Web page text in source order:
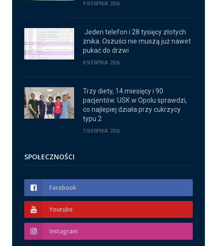
9 SIERPNIA 2026
Jeden telefon i 28 tysięcy złotych
znika. Oszuści nie muszą już nawet
pukać do drzwi
8 SIERPNIA 2026
Trzy diety, 14 miesięcy i 90
pacjentów. USK w Opolu sprawdzi,
co najlepiej działa przy cukrzycy
typu 2
7 SIERPNIA 2026
SPOŁECZNOŚCI
Facebook
Youtube
Instagram